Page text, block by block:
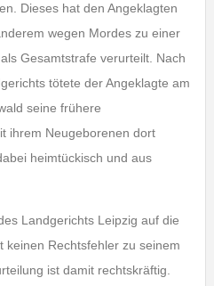
Dieses hat den Angeklagten
wegen Mordes zu einer
Gesamtstrafe verurteilt. Nach
tötete der Angeklagte am
seine frühere
ihrem Neugeborenen dort
heimtückisch und aus
Landgerichts Leipzig auf die
keinen Rechtsfehler zu seinem
ist damit rechtskräftig.